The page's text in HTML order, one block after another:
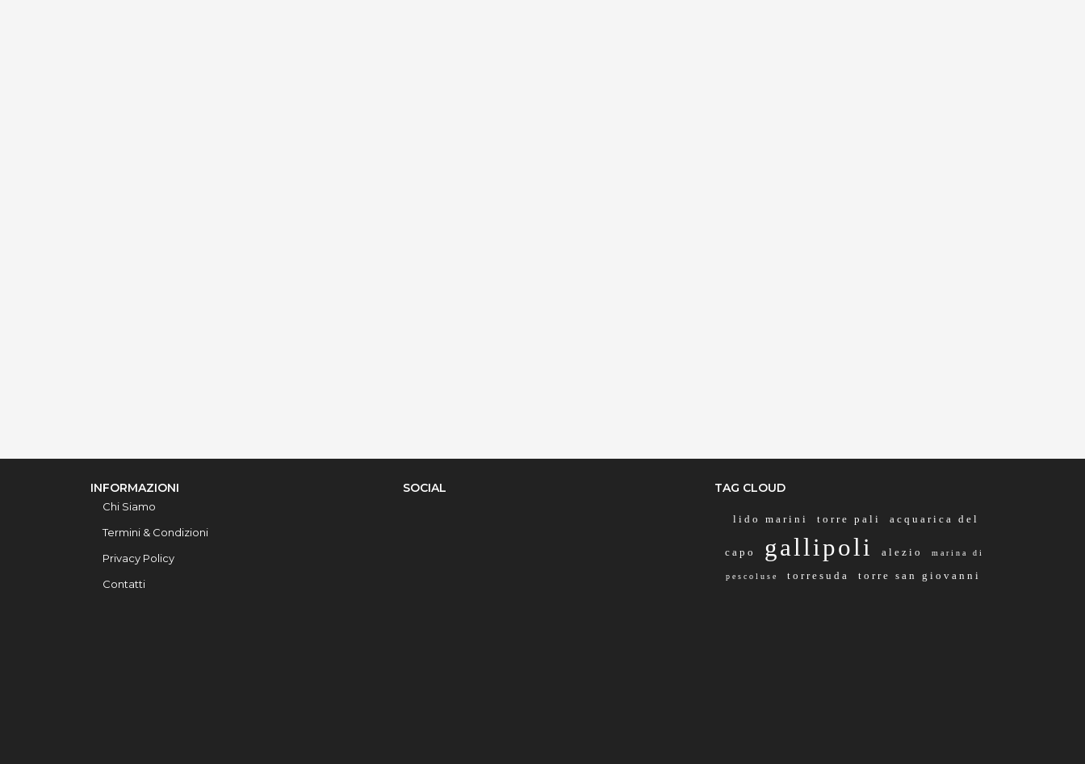
Info rapide
INFORMAZIONI
Chi Siamo
Termini & Condizioni
Privacy Policy
Contatti
SOCIAL TAG CLOUD
lido marini torre pali acquarica del
capo gallipoli alezio marina di
pescoluse torresuda torre san giovanni